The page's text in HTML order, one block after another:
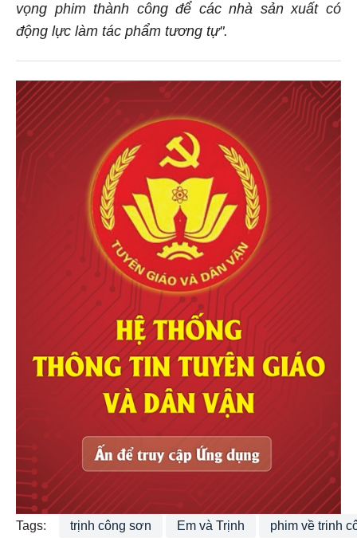
vọng phim thành công để các nhà sản xuất có
động lực làm tác phẩm tương tự".
Tags: trịnh công sơn Em và Trịnh phim về trinh